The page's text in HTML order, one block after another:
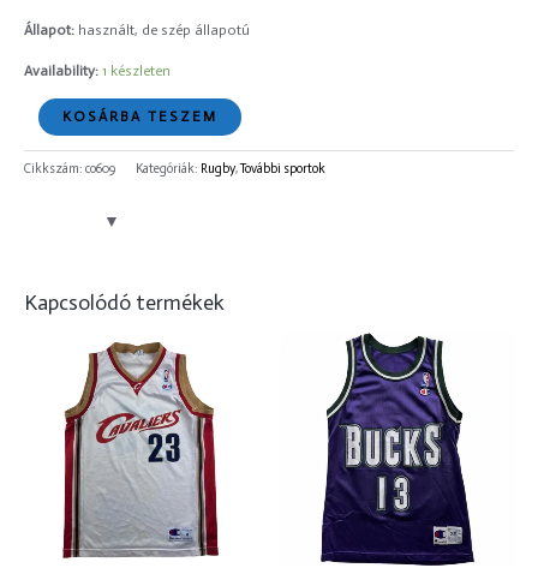
Állapot: használt, de szép állapotú
Availability: 1 készleten
KOSÁRBA TESZEM
Cikkszám: co609 Kategóriák: Rugby,További sportok
Kapcsolódó termékek